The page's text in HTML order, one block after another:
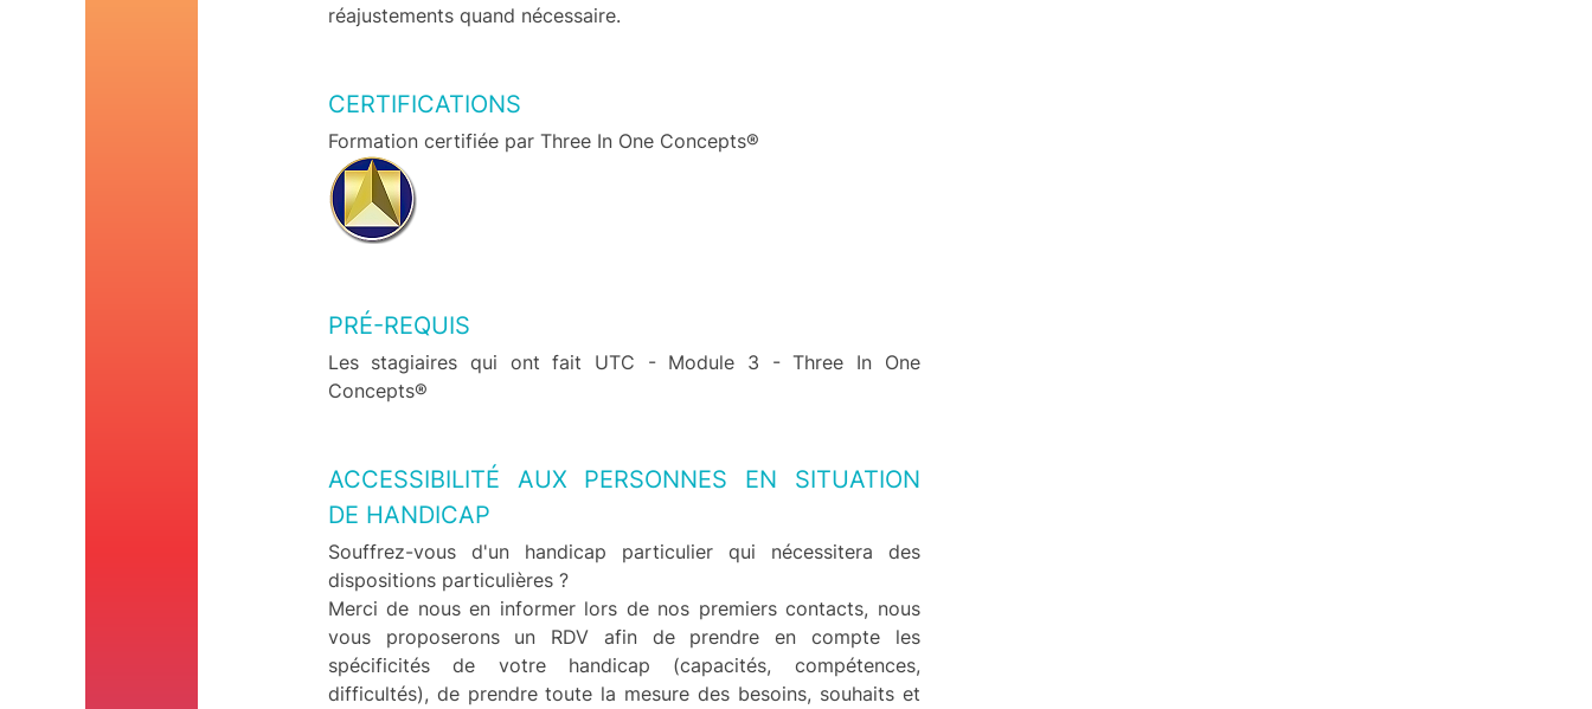
réajustements quand nécessaire.
CERTIFICATIONS
Formation certifiée par Three In One Concepts®
PRÉ-REQUIS
Les stagiaires qui ont fait UTC - Module 3 - Three In One
Concepts®
ACCESSIBILITÉ AUX PERSONNES EN SITUATION
DE HANDICAP
Souffrez-vous d'un handicap particulier qui nécessitera des
dispositions particulières ?
Merci de nous en informer lors de nos premiers contacts, nous
vous proposerons un RDV afin de prendre en compte les
spécificités de votre handicap (capacités, compétences,
difficultés), de prendre toute la mesure des besoins, souhaits et